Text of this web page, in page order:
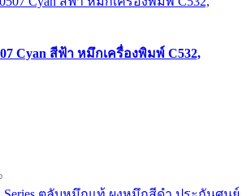
Cyan สีฟ้า หมึกเครื่องพิมพ์ C532,